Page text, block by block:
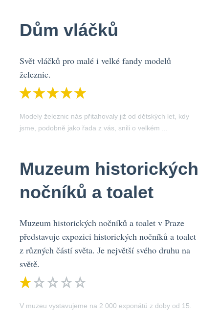
Dům vláčků
Svět vláčků pro malé i velké fandy modelů
železnic.
Modely železnic nás přitahovaly již od dětských let, kdy
jsme, podobně jako řada z vás, snili o velkém ...
Muzeum historických
nočníků a toalet
Muzeum historických nočníků a toalet v Praze
představuje expozici historických nočníků a toalet
z různých částí světa. Je největší svého druhu na
světě.
V muzeu vystavujeme na 2 000 exponátů z doby od 15.